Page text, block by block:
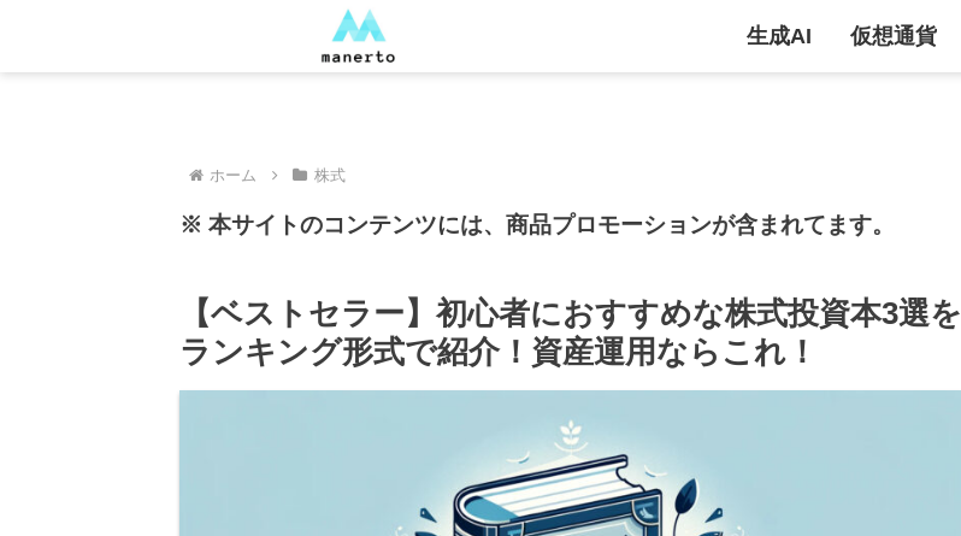
生成AI 仮想通貨
ホーム 株式
※ 本サイトのコンテンツには、商品プロモーションが含まれてます。
【ベストセラー】初心者におすすめな株式投資本3選を
ランキング形式で紹介！資産運用ならこれ！